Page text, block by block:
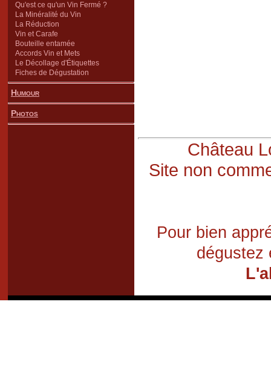
Qu'est ce qu'un Vin Fermé ?
La Minéralité du Vin
La Réduction
Vin et Carafe
Bouteille entamée
Accords Vin et Mets
Le Décollage d'Étiquettes
Fiches de Dégustation
Humour
Photos
Château
Site non
Pour bien
dégustez